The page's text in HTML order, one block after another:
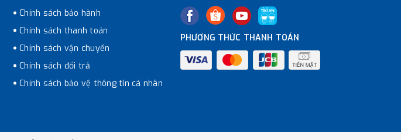
Chính sách bảo hành
Chính sách thanh toán
Chính sách vận chuyển
Chính sách đổi trả
Chính sách bảo vệ thông tin cá nhân
PHƯƠNG THỨC THANH TOÁN